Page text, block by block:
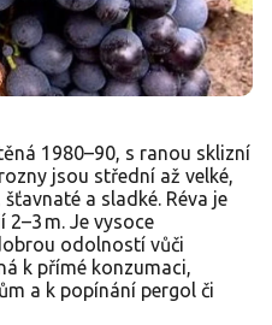
1980–90, s ranou sklizní
jsou střední až velké,
a sladké. Réva je
m. Je vysoce
odolností vůči
k přímé konzumaci,
a k popínání pergol či